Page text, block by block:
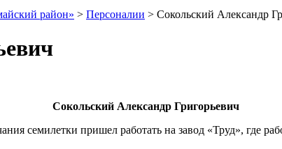
район» > Персоналии > Сокольский Александр
Сокольский Александр Григорьевич
семилетки пришел работать на завод «Труд», где